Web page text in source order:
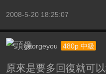
2008-5-20 18:25:07
georgeyou 480p 中級
原來是要多回復就可